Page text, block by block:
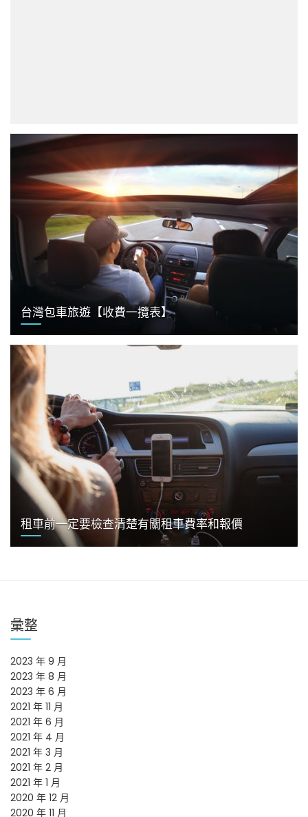
台灣包車旅遊【收費一攬表】
租車前一定要檢查清楚有關租車費率和報價
彙整
2023 年 9 月
2023 年 8 月
2023 年 6 月
2021 年 11 月
2021 年 6 月
2021 年 4 月
2021 年 3 月
2021 年 2 月
2021 年 1 月
2020 年 12 月
2020 年 11 月